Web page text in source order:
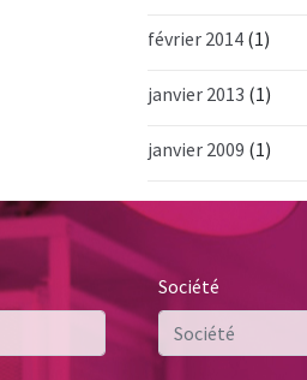
février 2014 (1)
janvier 2013 (1)
janvier 2009 (1)
Société